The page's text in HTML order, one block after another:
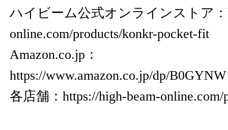
ハイビーム公式オンラインストア：
online.com/products/konkr-pocket-fit
Amazon.co.jp：
https://www.amazon.co.jp/dp/
各店舗： https://high-beam-online.com/